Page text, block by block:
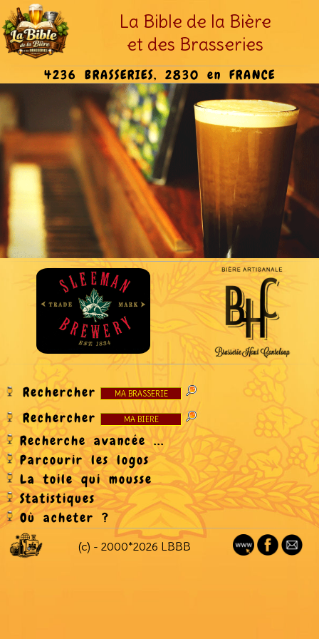
La Bible de la Bière
et des Brasseries
4236 BRASSERIES, 2830 en FRANCE
Rechercher
Rechercher
Recherche avancée ...
Parcourir les logos
La toile qui mousse
Statistiques
Où acheter ?
(c) - 2000*2026 LBBB